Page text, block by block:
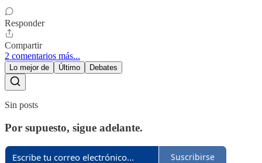
Responder
Compartir
2 comentarios más...
Lo mejor de Último Debates
Sin posts
Por supuesto, sigue adelante.
Suscribirse